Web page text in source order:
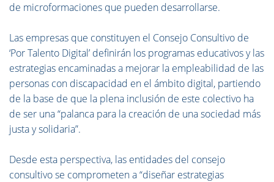
de microformaciones que pueden desarrollarse.
Las empresas que constituyen el Consejo Consultivo de
‘Por Talento Digital’ definirán los programas educativos y las
estrategias encaminadas a mejorar la empleabilidad de las
personas con discapacidad en el ámbito digital, partiendo
de la base de que la plena inclusión de este colectivo ha
de ser una “palanca para la creación de una sociedad más
justa y solidaria”.
Desde esta perspectiva, las entidades del consejo
consultivo se comprometen a “diseñar estrategias